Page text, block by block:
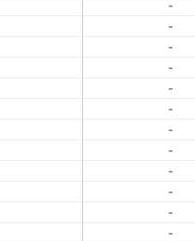
-
-
-
-
-
-
-
-
-
-
-
-